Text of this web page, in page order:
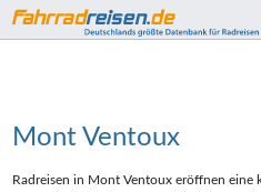
Mont Ventoux
Radreisen in Mont Ventoux eröffnen eine